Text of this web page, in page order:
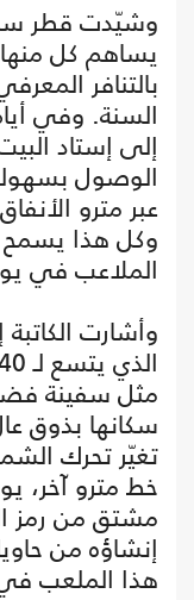
وشيّدت قطر
يساهم كل
بالتنافر
السنة. وفي
إلى إستاد
الوصول
عبر مترو
وكل هذا يسمح
الملاعب في
وأشارت
مثل سفينة
سكانها بذوق
تغيّر تحرك
مشتق من رمز
إنشاؤه من
هذا الملعب في